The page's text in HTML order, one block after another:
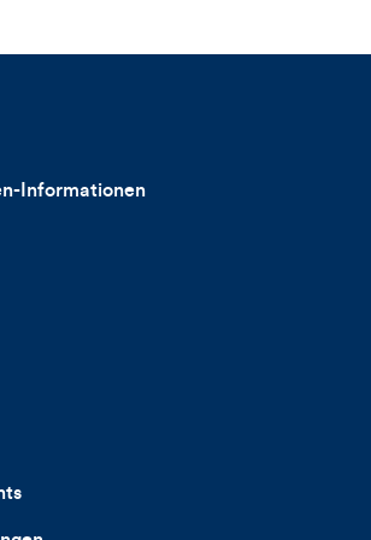
Informationen